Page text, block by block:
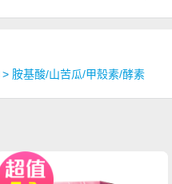
> 胺基酸/山苦瓜/甲殼素/酵素